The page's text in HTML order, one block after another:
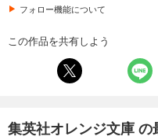
フォロー機能について
この作品を共有しよう
集英社オレンジ文庫 の